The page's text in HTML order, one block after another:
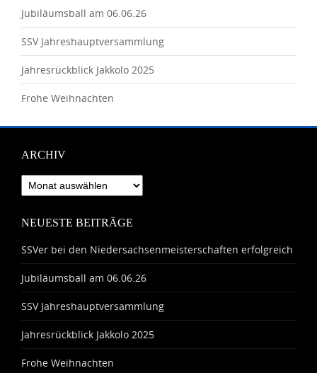
Jubiläumsball am 06.06.26
SSV Jahreshauptversammlung
Jahresrückblick Jakkolo 2025
Frohe Weihnachten
ARCHIV
Archiv
NEUESTE BEITRÄGE
SSVer bei den Niedersachsenmeisterschaften erfolgreich
Jubiläumsball am 06.06.26
SSV Jahreshauptversammlung
Jahresrückblick Jakkolo 2025
Frohe Weihnachten